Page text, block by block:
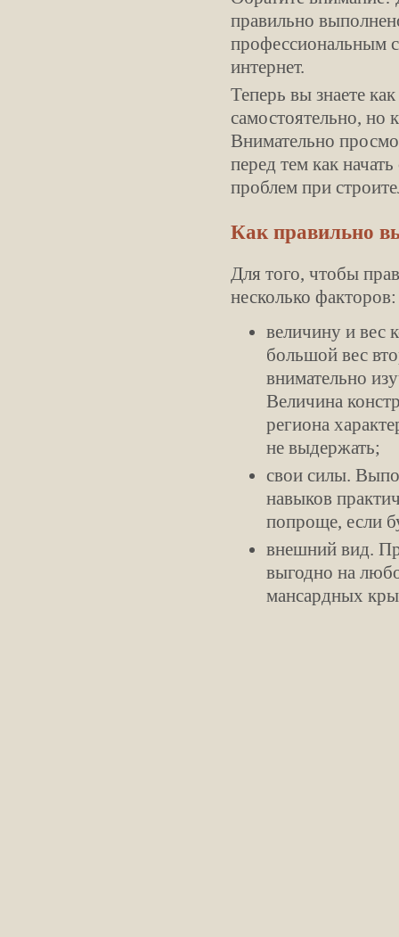
правильно
профессиональным
интернет.
Теперь вы знаете
самостоятельно, но
Внимательно
перед тем как
проблем при
Как правильно
Для того, чтобы
несколько факторов:
величину и вес
большой вес
внимательно
Величина
региона
не выдержать;
свои силы.
навыков
попроще, если
внешний вид.
выгодно на
мансардных